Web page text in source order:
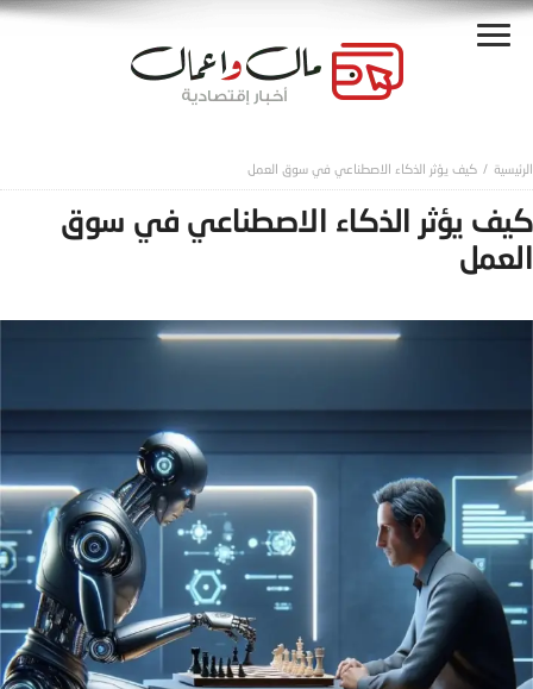
كيف يؤثر الذكاء الاصطناعي في سوق العمل
كيف يؤثر الذكاء الاصطناعي في سوق
العمل